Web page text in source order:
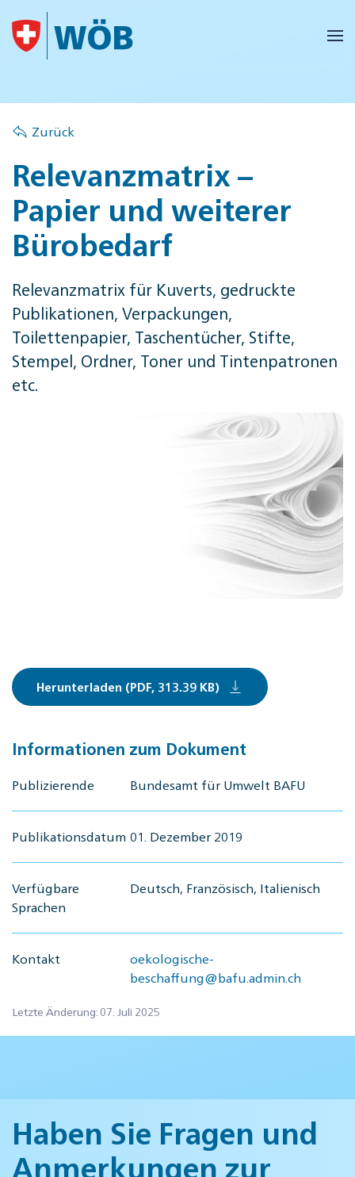
Skip to main content
Zurück
Relevanzmatrix –
Papier und weiterer
Bürobedarf
Relevanzmatrix für Kuverts, gedruckte
Publikationen, Verpackungen,
Toilettenpapier, Taschentücher, Stifte,
Stempel, Ordner, Toner und Tintenpatronen
etc.
Herunterladen (PDF, 313.39 KB)
Informationen zum Dokument
Publizierende Bundesamt für Umwelt BAFU
Publikationsdatum 01. Dezember 2019
Verfügbare
Sprachen
Deutsch, Französisch, Italienisch
Kontakt
oekologische-
beschaffung@bafu.admin.ch
Letzte Änderung: 07. Juli 2025
Haben Sie Fragen und
Anmerkungen zur